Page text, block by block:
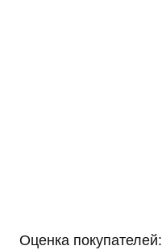
Оценка покупателей: